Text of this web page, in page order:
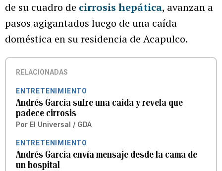
de su cuadro de cirrosis hepática, avanzan a
pasos agigantados luego de una caída
doméstica en su residencia de Acapulco.
RELACIONADAS
ENTRETENIMIENTO
Andrés García sufre una caída y revela que
padece cirrosis
Por El Universal / GDA
ENTRETENIMIENTO
Andrés García envía mensaje desde la cama de
un hospital